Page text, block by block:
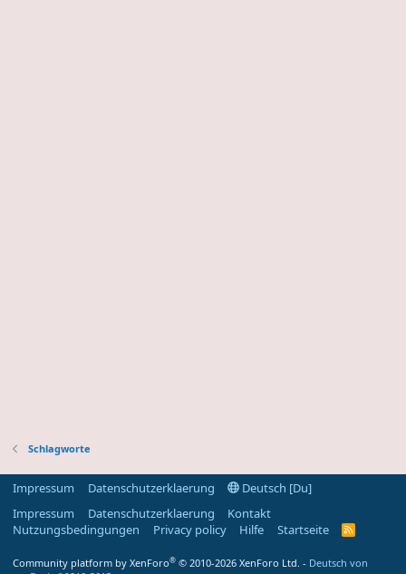
Schlagworte
Impressum Datenschutzerklaerung
Deutsch [Du]
Impressum
Datenschutzerklaerung
Kontakt
Nutzungsbedingungen
Privacy policy Hilfe Startseite
R
S
-
Community platform by XenForo® © 2010-2026 XenForo Ltd. - Deutsch von